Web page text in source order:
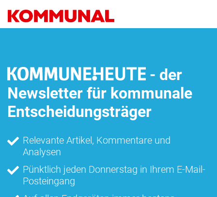
zum
Inhalt
- der
Newsletter für kommunale
Entscheidungsträger
Relevante Artikel, Kommentare und
Analysen
Pünktlich jeden Donnerstag in Ihrem E-Mail-
Posteingang